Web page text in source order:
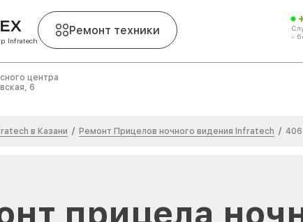
Infratech
Ремонт техники
-
центра
6
в Казани / Ремонт Прицелов ночного видения Infratech /
прицела